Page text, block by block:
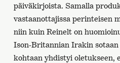
päiväkirjoista. Samalla
vastaanottajissa perinteisen
niin kuin Reinelt on
Ison-Britannian Irakin
kohtaan yhdistyi oletukseen,